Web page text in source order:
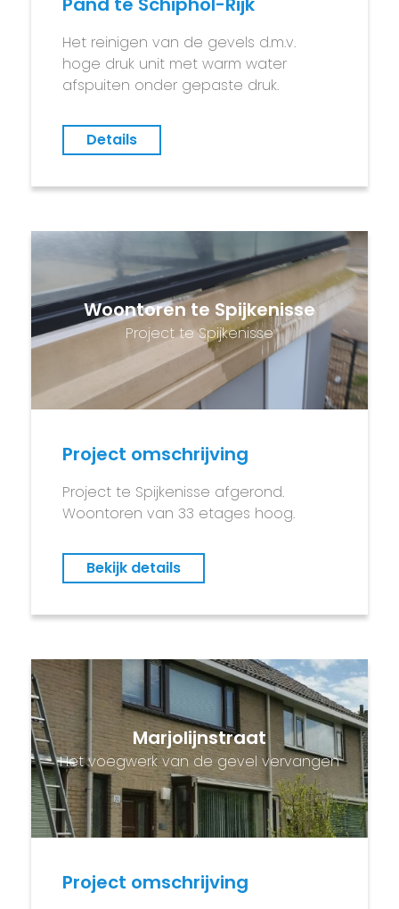
Het reinigen van de gevels d.m.v.
hoge druk unit met warm water
afspuiten onder gepaste druk.
Details
Woontoren te Spijkenisse
Project te Spijkenisse
Project omschrijving
Project te Spijkenisse afgerond.
Woontoren van 33 etages hoog.
Bekijk details
Marjolijnstraat
Het voegwerk van de gevel vervangen
Project omschrijving